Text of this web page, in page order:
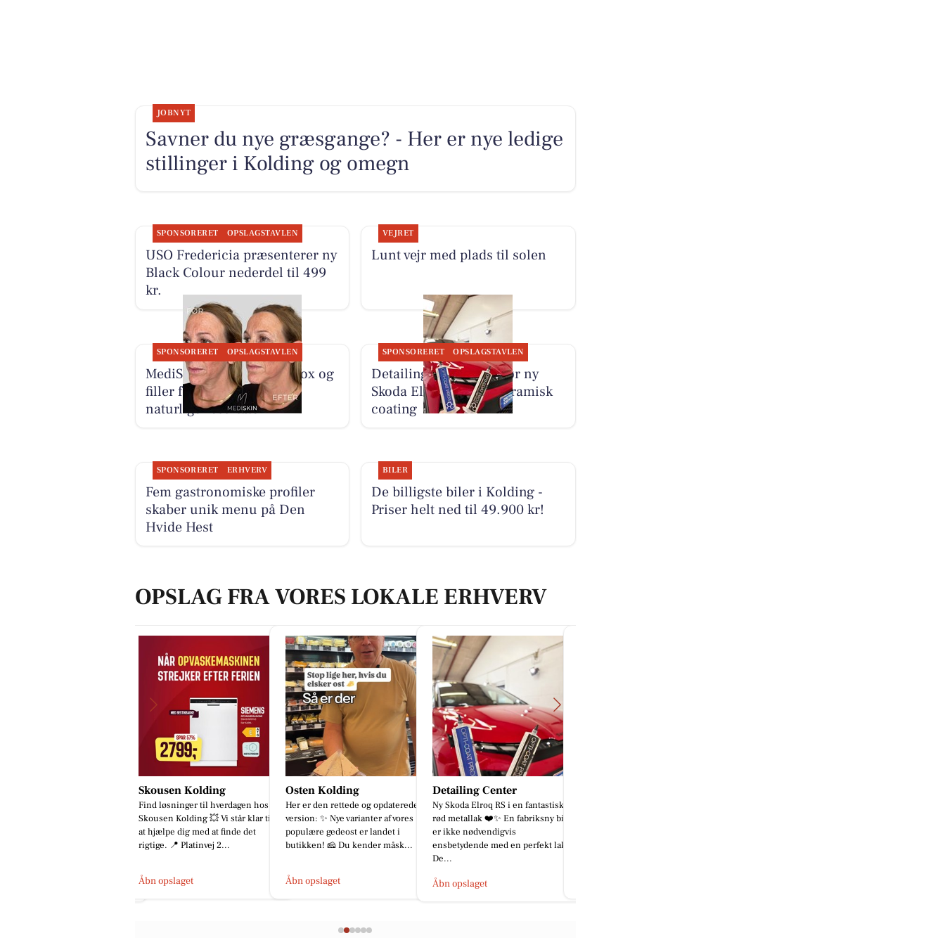
JOBNYT
Savner du nye græsgange? - Her er nye ledige
stillinger i Kolding og omegn
SPONSORERET OPSLAGSTAVLEN
USO Fredericia præsenterer ny
Black Colour nederdel til 499
kr.
VEJRET
Lunt vejr med plads til solen
SPONSORERET OPSLAGSTAVLEN
MediSkin kombinerer botox og
filler for harmoniske og
naturlige resultater
SPONSORERET OPSLAGSTAVLEN
Detailing Center klargør ny
Skoda Elroq RS med keramisk
coating
SPONSORERET ERHVERV
Fem gastronomiske profiler
skaber unik menu på Den
Hvide Hest
BILER
De billigste biler i Kolding -
Priser helt ned til 49.900 kr!
OPSLAG FRA VORES LOKALE ERHVERV
Osten Kolding
Her er den rettede og opdaterede
version: ✨ Nye varianter af vores
populære gedeost er landet i
butikken! 🧀 Du kender måsk...
Åbn opslaget
Detailing Center
Ny Skoda Elroq RS i en fantastisk
rød metallak ❤️✨ En fabriksny bil
er ikke nødvendigvis
ensbetydende med en perfekt lak.
Åbn opslaget
Tufra Dyrecenter
Nye kæledyr ankommet.
Åbn opslaget